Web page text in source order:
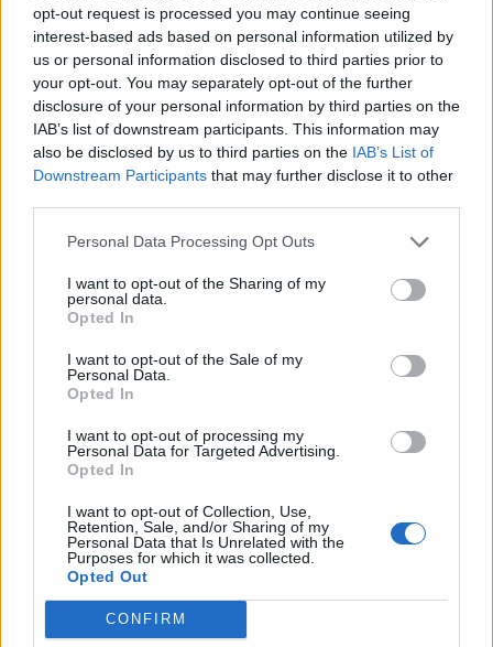
opt-out request is processed you may continue seeing
interest-based ads based on personal information utilized by
us or personal information disclosed to third parties prior to
your opt-out. You may separately opt-out of the further
disclosure of your personal information by third parties on the
IAB’s list of downstream participants. This information may
also be disclosed by us to third parties on the IAB’s List of
Downstream Participants that may further disclose it to other
Personal Data Processing Opt Outs
I want to opt-out of the Sharing of my
personal data.
Opted In
I want to opt-out of the Sale of my
Personal Data.
Opted In
I want to opt-out of processing my
Personal Data for Targeted Advertising.
Opted In
I want to opt-out of Collection, Use,
Retention, Sale, and/or Sharing of my
Personal Data that Is Unrelated with the
Purposes for which it was collected.
Opted Out
CONFIRM
ΑΠΟΨΕΙΣ